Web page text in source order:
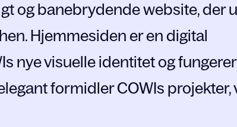
og banebrydende website, der
Hjemmesiden er en digital
nye visuelle identitet og
formidler COWIs projekter,